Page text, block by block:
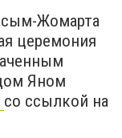
Жомарта
церемония
Яном
со ссылкой на